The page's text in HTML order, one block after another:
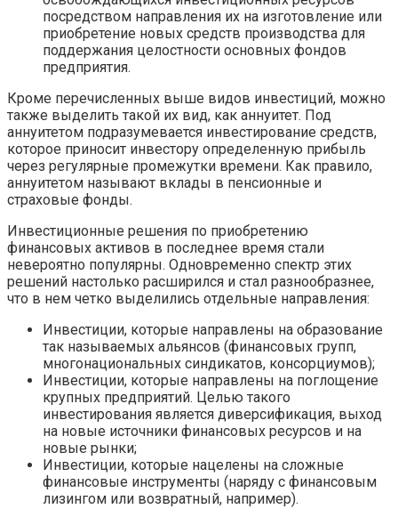
посредством направления их на изготовление или
приобретение новых средств производства для
поддержания целостности основных фондов
предприятия.
Кроме перечисленных выше видов инвестиций, можно
также выделить такой их вид, как аннуитет. Под
аннуитетом подразумевается инвестирование средств,
которое приносит инвестору определенную прибыль
через регулярные промежутки времени. Как правило,
аннуитетом называют вклады в пенсионные и
страховые фонды.
Инвестиционные решения по приобретению
финансовых активов в последнее время стали
невероятно популярны. Одновременно спектр этих
решений настолько расширился и стал разнообразнее,
что в нем четко выделились отдельные направления:
Инвестиции, которые направлены на образование
так называемых альянсов (финансовых групп,
многонациональных синдикатов, консорциумов);
Инвестиции, которые направлены на поглощение
крупных предприятий. Целью такого
инвестирования является диверсификация, выход
на новые источники финансовых ресурсов и на
новые рынки;
Инвестиции, которые нацелены на сложные
финансовые инструменты (наряду с финансовым
лизингом или возвратный, например).